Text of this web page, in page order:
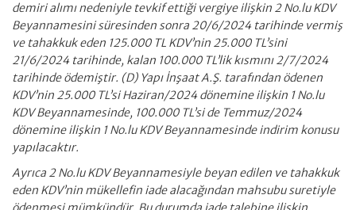
demiri alımı nedeniyle tevkif ettiği vergiye ilişkin 2 No.lu KDV
Beyannamesini süresinden sonra 20/6/2024 tarihinde vermiş
ve tahakkuk eden 125.000 TL KDV’nin 25.000 TL’sini
21/6/2024 tarihinde, kalan 100.000 TL’lik kısmını 2/7/2024
tarihinde ödemiştir. (D) Yapı İnşaat A.Ş. tarafından ödenen
KDV’nin 25.000 TL’si Haziran/2024 dönemine ilişkin 1 No.lu
KDV Beyannamesinde, 100.000 TL’si de Temmuz/2024
dönemine ilişkin 1 No.lu KDV Beyannamesinde indirim konusu
yapılacaktır.
Ayrıca 2 No.lu KDV Beyannamesiyle beyan edilen ve tahakkuk
eden KDV’nin mükellefin iade alacağından mahsubu suretiyle